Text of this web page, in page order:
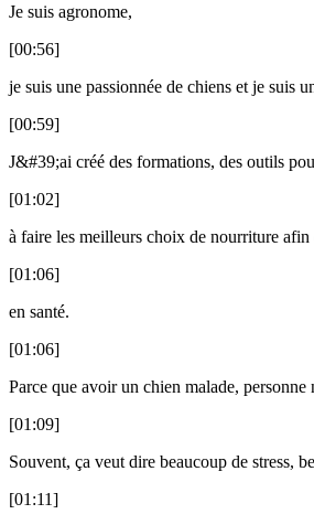
Je suis agronome,
[00:56]
je suis une passionnée de chiens et je suis
[00:59]
J&#39;ai créé des formations, des outils
[01:02]
à faire les meilleurs choix de nourriture
[01:06]
en santé.
[01:06]
Parce que avoir un chien malade, personne
[01:09]
Souvent, ça veut dire beaucoup de stress,
[01:11]